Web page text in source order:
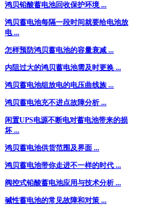
鸿贝铅酸蓄电池回收保护环境 ...
鸿贝蓄电池每隔一段时间就要给电池放
电 ...
怎样预防鸿贝蓄电池的容量衰减 ...
内阻过大的鸿贝蓄电池需及时更换 ...
鸿贝蓄电池组放电的电压曲线族 ...
鸿贝蓄电池充不进点故障分析 ...
闲置UPS电源不断电对蓄电池带来的损
坏 ...
鸿贝蓄电池供货范围及界面 ...
鸿贝蓄电池带你走进不一样的时代 ...
阀控式铅酸蓄电池应用与技术分析 ...
碱性蓄电池的常见故障和对策 ...